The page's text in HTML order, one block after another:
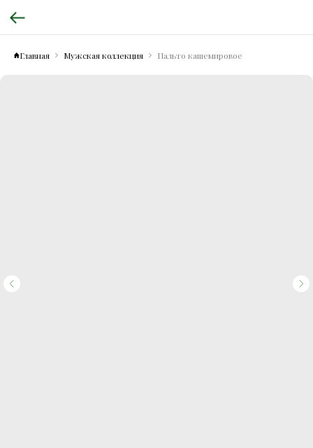
Главная Мужская коллекция Пальто кашемировое